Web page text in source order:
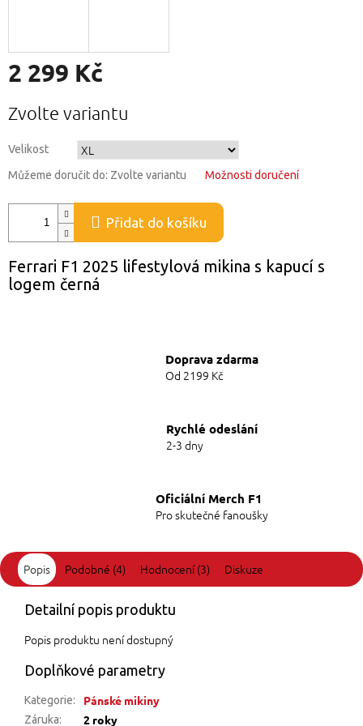
2 299 Kč
cena:
Zvolte variantu
Velikost
Můžeme doručit do: Zvolte variantu Možnosti doručení
Přidat do košíku
Ferrari F1 2025 lifestylová mikina s kapucí s
logem černá
Doprava zdarma
Od 2199 Kč
Rychlé odeslání
2-3 dny
Oficiální Merch F1
Pro skutečné fanoušky
Popis Podobné (4) Hodnocení (3) Diskuze
Detailní popis produktu
Popis produktu není dostupný
Doplňkové parametry
Kategorie: Pánské mikiny
Záruka: 2 roky